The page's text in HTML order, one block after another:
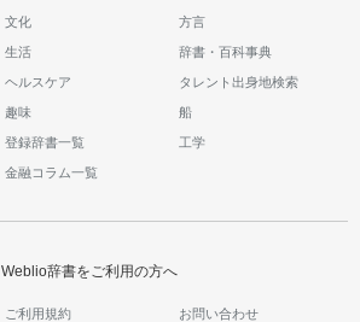
文化 方言
生活 辞書・百科事典
ヘルスケア タレント出身地検索
趣味 船
登録辞書一覧 工学
金融コラム一覧
Weblio辞書をご利用の方へ
ご利用規約 お問い合わせ